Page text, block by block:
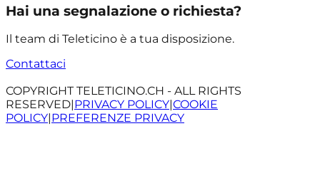
Hai una segnalazione o richiesta?
Il team di Teleticino è a tua disposizione.
Contattaci
COPYRIGHT TELETICINO.CH - ALL RIGHTS
RESERVED|PRIVACY POLICY|COOKIE
POLICY|PREFERENZE PRIVACY